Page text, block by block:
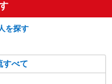
を探す
すべて